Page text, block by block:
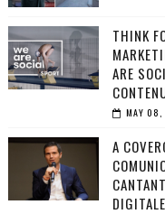
THINK
ARE
MAY
A